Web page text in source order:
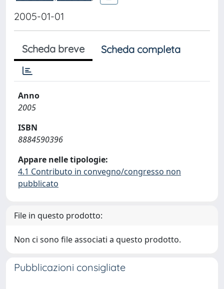
2005-01-01
Scheda breve Scheda completa
Anno
2005
ISBN
8884590396
Appare nelle tipologie:
4.1 Contributo in convegno/congresso non
pubblicato
File in questo prodotto:
Non ci sono file associati a questo prodotto.
Pubblicazioni consigliate